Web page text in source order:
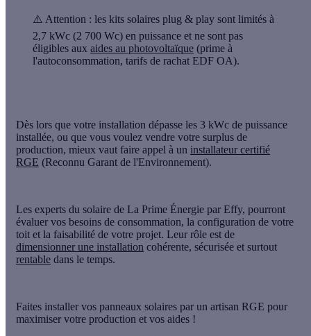
⚠️ Attention : les kits solaires plug & play sont limités à
2,7 kWc (2 700 Wc) en puissance et ne sont pas
éligibles aux aides au photovoltaïque (prime à
l'autoconsommation, tarifs de rachat EDF OA).
Dès lors que votre installation dépasse les 3 kWc de puissance
installée, ou que vous voulez vendre votre surplus de
production, mieux vaut faire appel à un installateur certifié
RGE (Reconnu Garant de l'Environnement).
Les experts du solaire de La Prime Énergie par Effy, pourront
évaluer vos besoins de consommation, la configuration de votre
toit et la faisabilité de votre projet. Leur rôle est de
dimensionner une installation cohérente, sécurisée et surtout
rentable dans le temps.
Faites installer vos panneaux solaires par un artisan RGE pour
maximiser votre production et vos aides !